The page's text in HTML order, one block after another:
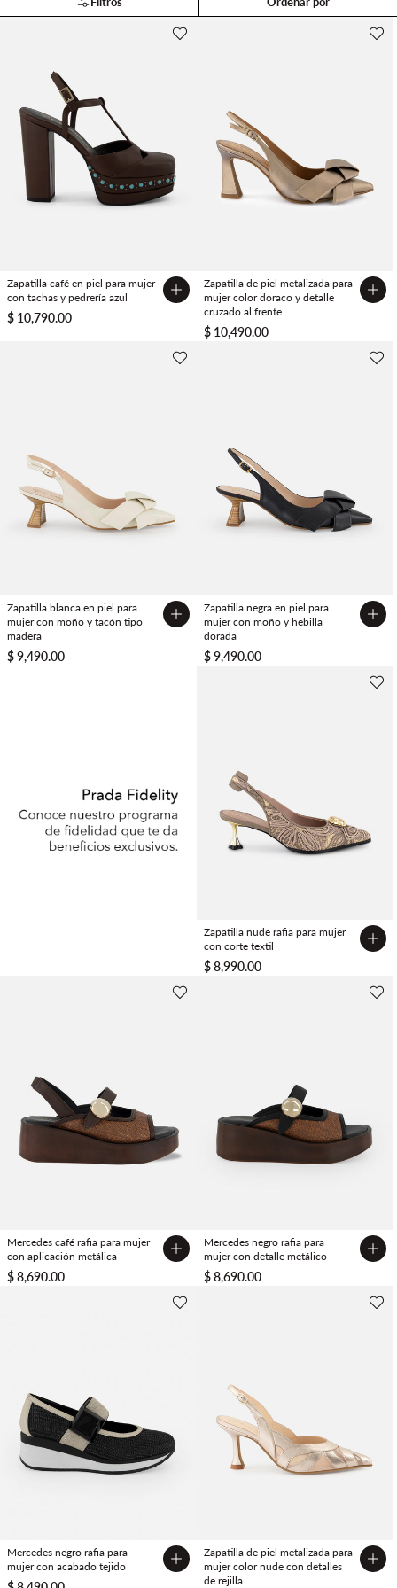
Zapatilla café en piel para mujer
con tachas y pedrería azul
$ 10,790.00
Zapatilla de piel metalizada para
mujer color doraco y detalle
cruzado al frente
$ 10,490.00
Zapatilla blanca en piel para
mujer con moño y tacón tipo
madera
$ 9,490.00
Zapatilla negra en piel para
mujer con moño y hebilla
dorada
$ 9,490.00
Zapatilla nude rafia para mujer
con corte textil
$ 8,990.00
Mercedes café rafia para mujer
con aplicación metálica
$ 8,690.00
Mercedes negro rafia para
mujer con detalle metálico
$ 8,690.00
Mercedes negro rafia para
mujer con acabado tejido
Zapatilla de piel metalizada para
mujer color nude con detalles
de rejilla